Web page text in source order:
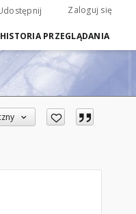
Zaloguj się
HISTORIA PRZEGLĄDANIA